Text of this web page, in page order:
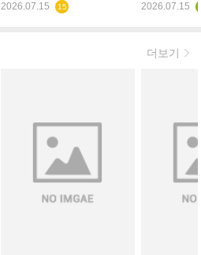
2026.07.15 15 2026.07.15
더보기